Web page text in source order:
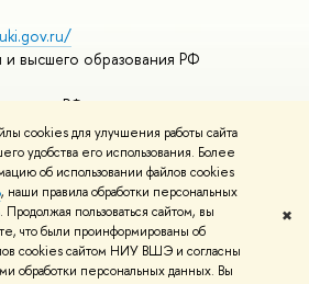
cookies для улучшения работы сайта
удобства его использования. Более
об использовании файлов cookies
, наши правила обработки персональных
. Продолжая пользоваться сайтом, вы
что были проинформированы об
cookies сайтом НИУ ВШЭ и согласны
обработки персональных данных. Вы
✖
высшего образования РФ
РФ
mooc
курсы
Адреса и контактыУсловия
Политика конфиденциальности